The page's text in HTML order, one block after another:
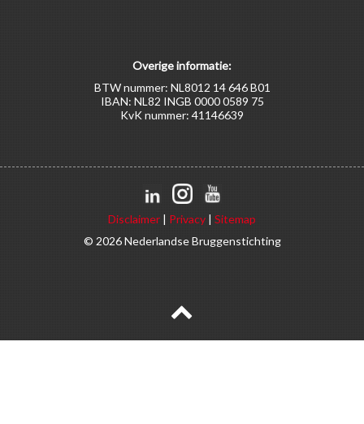
Overige informatie:
BTW nummer: NL8012 14 646 B01
IBAN: NL82 INGB 0000 0589 75
KvK nummer: 41146639
Disclaimer | Privacy | Sitemap
© 2026 Nederlandse Bruggenstichting